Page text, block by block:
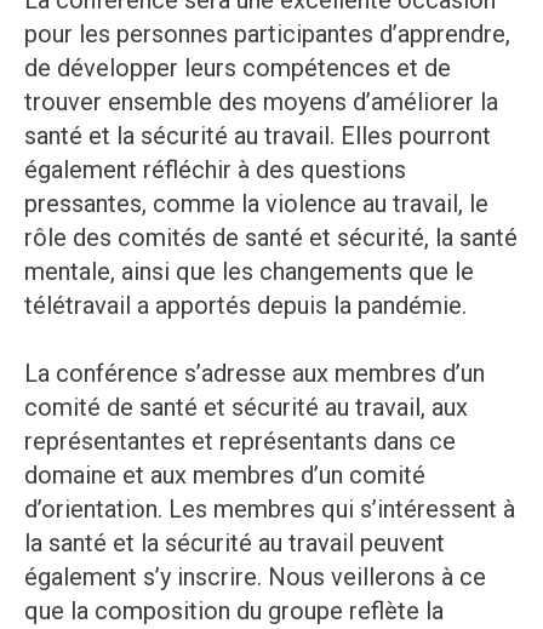
pour les personnes participantes d’apprendre,
de développer leurs compétences et de
trouver ensemble des moyens d’améliorer la
santé et la sécurité au travail. Elles pourront
également réfléchir à des questions
pressantes, comme la violence au travail, le
rôle des comités de santé et sécurité, la santé
mentale, ainsi que les changements que le
télétravail a apportés depuis la pandémie.
La conférence s’adresse aux membres d’un
comité de santé et sécurité au travail, aux
représentantes et représentants dans ce
domaine et aux membres d’un comité
d’orientation. Les membres qui s’intéressent à
la santé et la sécurité au travail peuvent
également s’y inscrire. Nous veillerons à ce
que la composition du groupe reflète la